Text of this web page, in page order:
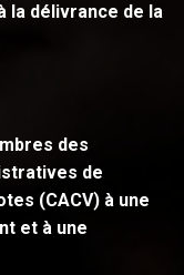
la délivrance de la
des
de
(CACV) à une
et à une